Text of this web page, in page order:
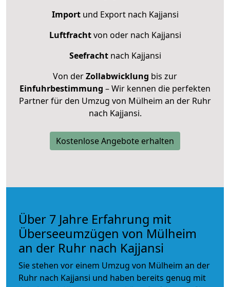
Importund Export nach Kajjansi
Luftfrachtvon oder nach Kajjansi
Seefrachtnach Kajjansi
Von derZollabwicklung bis zur
Einfuhrbestimmung – Wir kennen die perfekten
Partner für den Umzug von Mülheim an der Ruhr
nach Kajjansi.
Kostenlose Angebote erhalten
Über 7 Jahre Erfahrung mit
Überseeumzügen von Mülheim
an der Ruhr nach Kajjansi
Sie stehen vor einem Umzug von Mülheim an der
Ruhr nach Kajjansi und haben bereits genug mit